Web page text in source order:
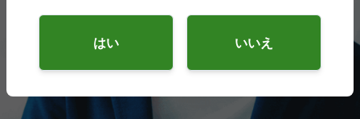
はい いいえ